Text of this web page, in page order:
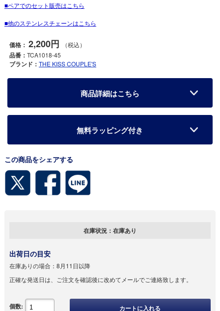
ペアでのセット販売はこちら
他のステンレスチェーンはこちら
価格： 2,200円 （税込）
品番： TCA1018-45
ブランド： THE KISS COUPLE'S
商品詳細はこちら
無料ラッピング付き
この商品をシェアする
在庫状況： 在庫あり
出荷日の目安
在庫ありの場合： 8月11日以降
正確な発送日は、ご注文を確認後に改めてメールでご連絡致します。
個数: カートに入れる